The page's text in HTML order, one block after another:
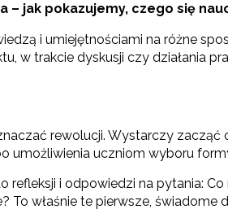
szkoła”"
portalu infozawodowe.men.gov.pl"
spersonalizowane doradztwo metodyczne"
– jak pokazujemy, czego się
i umiejętnościami na różne
w trakcie dyskusji czy działania
rewolucji. Wystarczy
umożliwienia uczniom wyboru
refleksji i odpowiedzi na pytania:
To właśnie te pierwsze,
moich danych osobowych przez